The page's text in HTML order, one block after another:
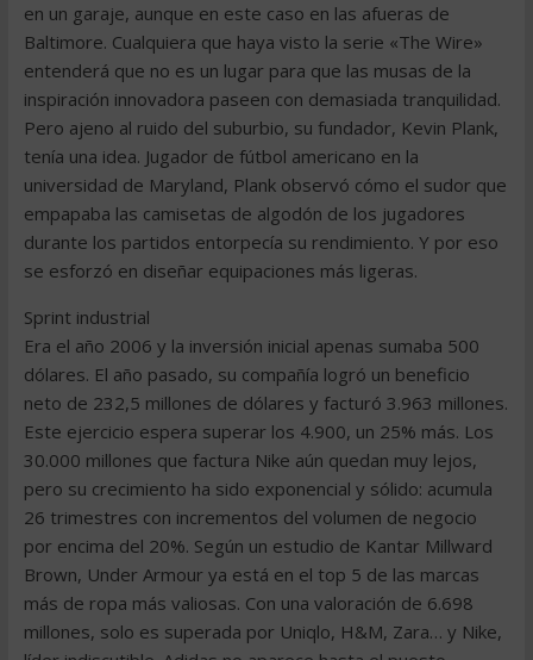
en un garaje, aunque en este caso en las afueras de
Baltimore. Cualquiera que haya visto la serie «The Wire»
entenderá que no es un lugar para que las musas de la
inspiración innovadora paseen con demasiada tranquilidad.
Pero ajeno al ruido del suburbio, su fundador, Kevin Plank,
tenía una idea. Jugador de fútbol americano en la
universidad de Maryland, Plank observó cómo el sudor que
empapaba las camisetas de algodón de los jugadores
durante los partidos entorpecía su rendimiento. Y por eso
se esforzó en diseñar equipaciones más ligeras.
Sprint industrial
Era el año 2006 y la inversión inicial apenas sumaba 500
dólares. El año pasado, su compañía logró un beneficio
neto de 232,5 millones de dólares y facturó 3.963 millones.
Este ejercicio espera superar los 4.900, un 25% más. Los
30.000 millones que factura Nike aún quedan muy lejos,
pero su crecimiento ha sido exponencial y sólido: acumula
26 trimestres con incrementos del volumen de negocio
por encima del 20%. Según un estudio de Kantar Millward
Brown, Under Armour ya está en el top 5 de las marcas
más de ropa más valiosas. Con una valoración de 6.698
millones, solo es superada por Uniqlo, H&M, Zara… y Nike,